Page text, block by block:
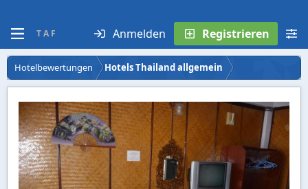
T A F Anmelden Registrieren
Hotelbewertungen Hotels Thailand allgemein